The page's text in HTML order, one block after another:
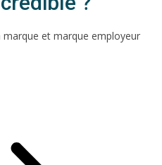
marque et marque employeur